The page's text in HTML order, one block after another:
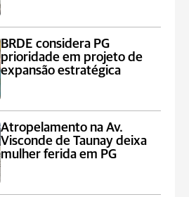
BRDE considera PG
prioridade em projeto de
expansão estratégica
Atropelamento na Av.
Visconde de Taunay deixa
mulher ferida em PG